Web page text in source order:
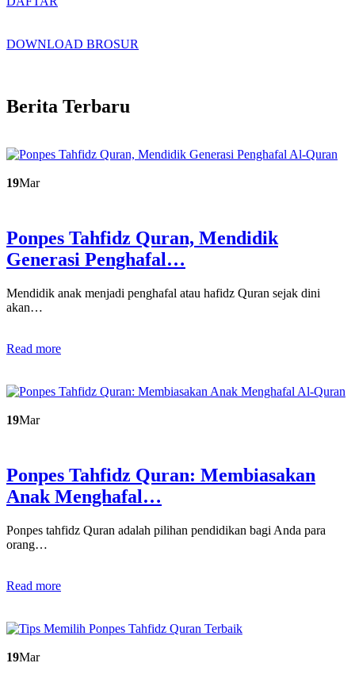
DOWNLOAD BROSUR
Berita Terbaru
19Mar
Ponpes Tahfidz Quran, Mendidik
Generasi Penghafal…
Mendidik anak menjadi penghafal atau hafidz Quran sejak dini
akan…
Read more
19Mar
Ponpes Tahfidz Quran: Membiasakan
Anak Menghafal…
Ponpes tahfidz Quran adalah pilihan pendidikan bagi Anda para
orang…
Read more
19Mar